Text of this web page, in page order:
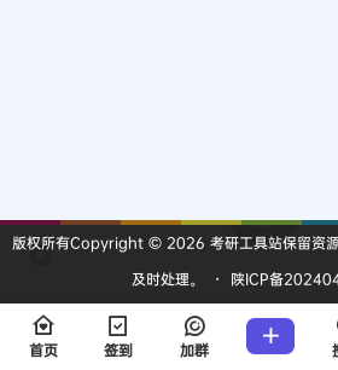
版权所有Copyright © 2026 考研工具站保留资
及时处理。
・
陕ICP备
查询 6 次，耗时
首页
签到 加群